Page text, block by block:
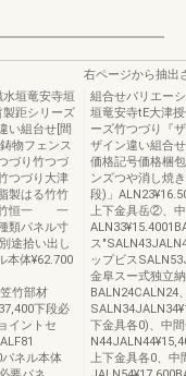
垣竜安寺垣
製距シリーズ
い組台せ[間
物フェンス
づり竹つづ
つづり大津
製はる竹竹
竹恒一 一
類パネル寸
途拾い出し
本体¥62.700
竹部材
下段必
イントセ
ネル本体
右ページから抽出
組合せバリエー
垣竜安寺tE大津
ーズ竹つづり『
ザイン違い組合
価格記号価格梱
ンズつや消し焼
段)」
上下金具岳②、
ス
ップビス
金阜スー式独立
BALN24CALN24
下金具各0)、中
上下金具各0、